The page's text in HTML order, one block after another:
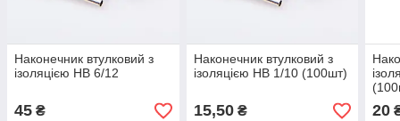
Наконечник втулковий з
ізоляцією HB 6/12
45 ₴
Наконечник втулковий з
ізоляцією HB 1/10 (100шт)
15,50₴ 20